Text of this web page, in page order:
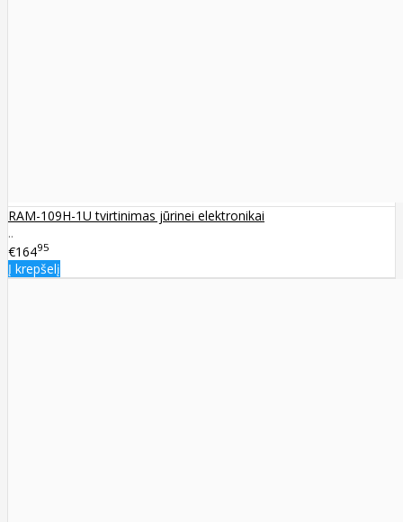
RAM-109H-1U tvirtinimas jūrinei elektronikai
..
€16495
Į krepšelį